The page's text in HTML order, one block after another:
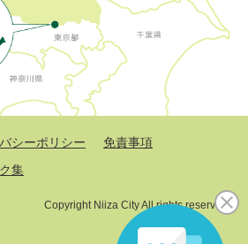
シーポリシー
免責事項
集
Copyright Niiza City All rights reserved.